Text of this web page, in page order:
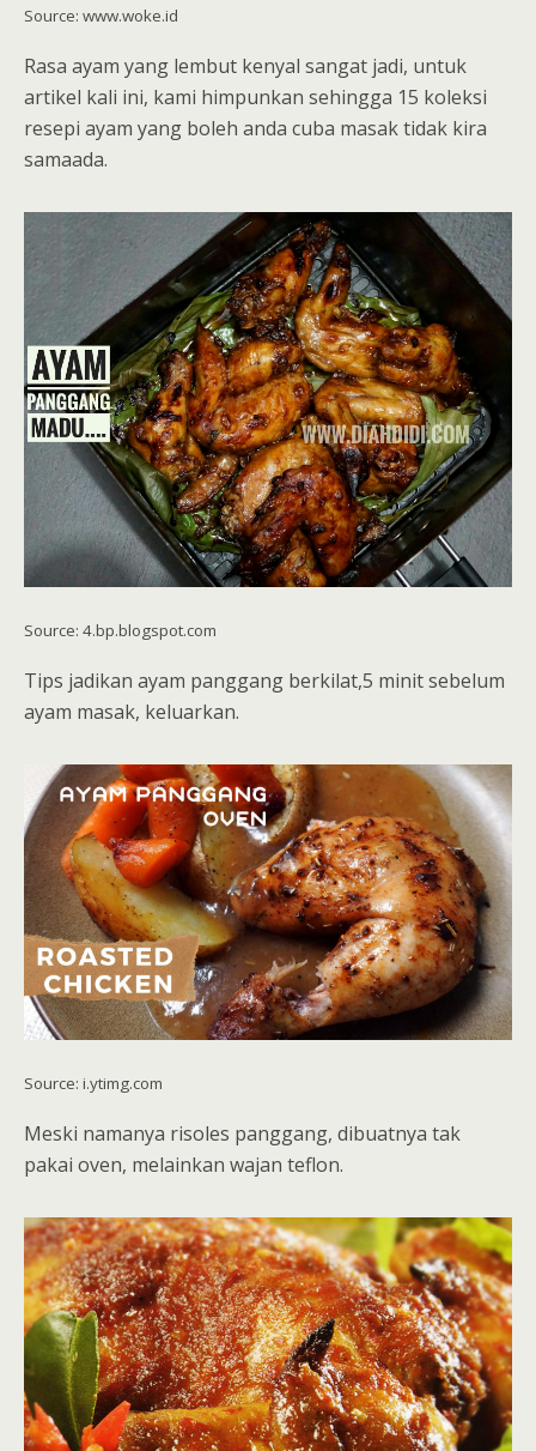
Source: www.woke.id
Rasa ayam yang lembut kenyal sangat jadi, untuk
artikel kali ini, kami himpunkan sehingga 15 koleksi
resepi ayam yang boleh anda cuba masak tidak kira
samaada.
Source: 4.bp.blogspot.com
Tips jadikan ayam panggang berkilat,5 minit sebelum
ayam masak, keluarkan.
Source: i.ytimg.com
Meski namanya risoles panggang, dibuatnya tak
pakai oven, melainkan wajan teflon.